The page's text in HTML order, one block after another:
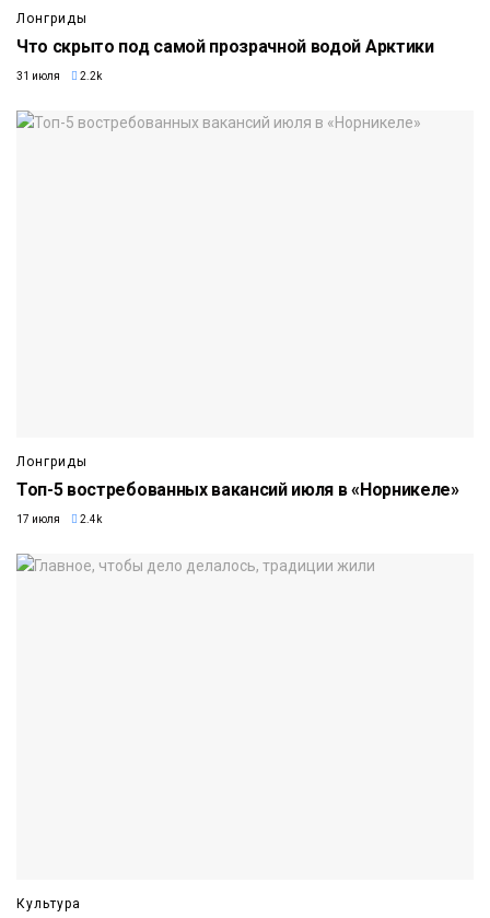
Лонгриды
Что скрыто под самой прозрачной водой Арктики
31 июля 2.2k
Лонгриды
Топ-5 востребованных вакансий июля в «Норникеле»
17 июля 2.4k
Культура